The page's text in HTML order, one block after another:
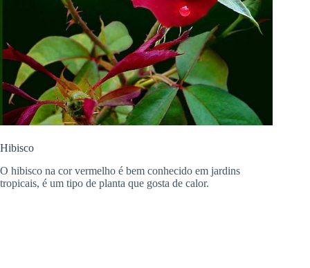
Hibisco
O hibisco na cor vermelho é bem conhecido em jardins
tropicais, é um tipo de planta que gosta de calor.